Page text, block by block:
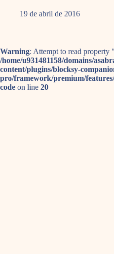
19 de abril de 2016
Warning: Attempt to read property
/home/u931481158/domains/
content/plugins/blocksy-
pro/framework/premium/
code on line 20